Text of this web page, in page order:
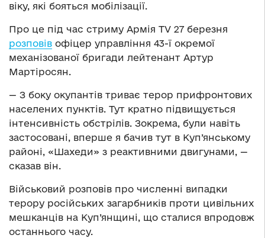
віку, які бояться мобілізації.
Про це під час стриму Армія TV 27 березня
розповів офіцер управління 43-ї окремої
механізованої бригади лейтенант Артур
Мартіросян.
— З боку окупантів триває терор прифронтових
населених пунктів. Тут кратно підвищується
інтенсивність обстрілів. Зокрема, були навіть
застосовані, вперше я бачив тут в Куп’янському
районі, «Шахеди» з реактивними двигунами, —
сказав він.
Військовий розповів про численні випадки
терору російських загарбників проти цивільних
мешканців на Куп’янщині, що сталися впродовж
останнього часу.